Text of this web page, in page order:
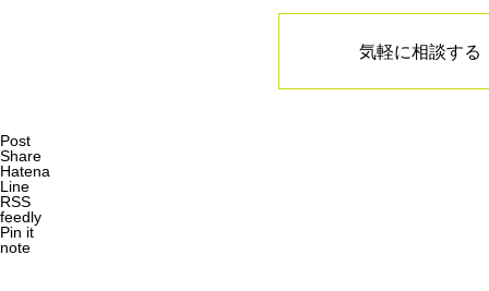
気軽に相談する
Post
Share
Hatena
Line
RSS
feedly
Pin it
note